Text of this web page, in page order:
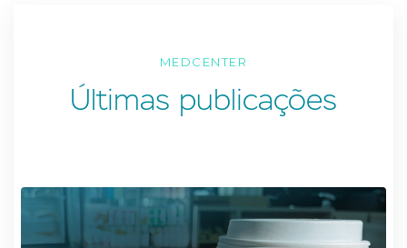
MEDCENTER
Últimas publicações